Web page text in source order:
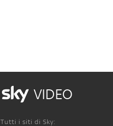
VIDEO
Tutti i siti di Sky: